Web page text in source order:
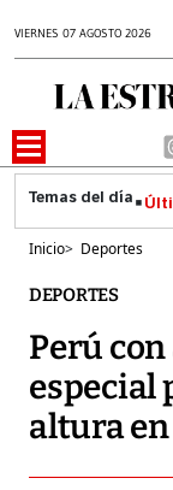
VIERNES 07 AGOSTO 2026
Inicio> Deportes
DEPORTES
Perú
especial
altura